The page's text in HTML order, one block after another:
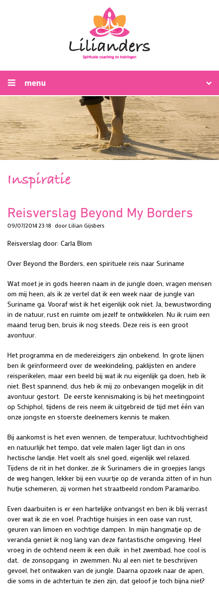
menu
Inspiratie
Reisverslag Beyond My Borders
09/07/2014 23:18 door Lilian Gijsbers
Reisverslag door: Carla Blom
Over Beyond the Borders, een spirituele reis naar Suriname
Wat moet je in gods heeren naam in de jungle doen, vragen mensen
om mij heen, als ik ze vertel dat ik een week naar de jungle van
Suriname ga. Vooraf wist ik het eigenlijk ook niet. Ja, bewustwording
in de natuur, rust en ruimte om jezelf te ontwikkelen. Nu ik ruim een
maand terug ben, bruis ik nog steeds. Deze reis is een groot
avontuur.
Het programma en de medereizigers zijn onbekend. In grote lijnen
ben ik geïnformeerd over de weekindeling, paklijsten en andere
reisperikelen, maar een beeld bij wat ik nu eigenlijk ga doen, heb ik
niet. Best spannend, dus heb ik mij zo onbevangen mogelijk in dit
avontuur gestort. De eerste kennismaking is bij het meetingpoint
op Schiphol, tijdens de reis neem ik uitgebreid de tijd met één van
onze jongste en stoerste deelnemers kennis te maken.
Bij aankomst is het even wennen, de temperatuur, luchtvochtigheid
en natuurlijk het tempo, dat vele malen lager ligt dan in ons
hectische landje. Het voelt als snel goed, eigenlijk wel relaxed.
Tijdens de rit in het donker, zie ik Surinamers die in groepjes langs
de weg hangen, lekker bij een vuurtje op de veranda zitten of in hun
hutje schemeren, zij vormen het straatbeeld rondom Paramaribo.
Even daarbuiten is er een hartelijke ontvangst en ben ik blij verrast
over wat ik zie en voel. Prachtige huisjes in een oase van rust,
geuren van limoen en vochtige dampen. In mijn hangmatje op de
veranda geniet ik nog lang van deze fantastische omgeving. Heel
vroeg in de ochtend neem ik een duik in het zwembad, hoe cool is
dat, de zonsopgang in zwemmen. Nu al een niet te beschrijven
gevoel, het ontwaken van de jungle. Daarna opzoek naar de apen,
die soms in de achtertuin te zien zijn, dat geloof je toch bijna niet?